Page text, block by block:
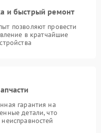
и быстрый ремонт
позволяют провести
в кратчайшие
гарантия на
детали, что